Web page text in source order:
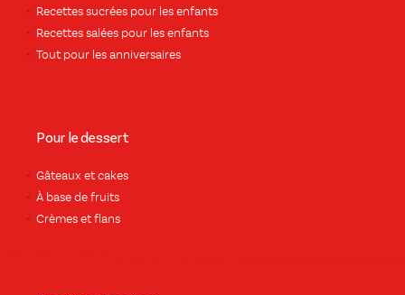
Recettes sucrées pour les enfants
Recettes salées pour les enfants
Tout pour les anniversaires
Pour le dessert
Gâteaux et cakes
À base de fruits
Crèmes et flans